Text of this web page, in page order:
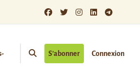
S’abonner Connexion